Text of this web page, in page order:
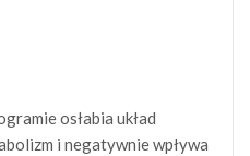
osłabia układ
i negatywnie wpływa